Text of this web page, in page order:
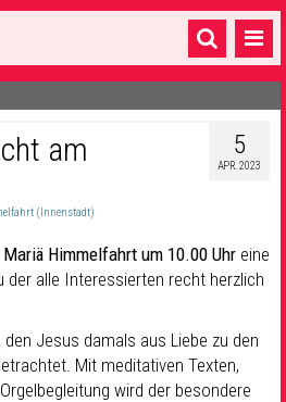
5
APR. 2023
am
(Innenstadt)
Himmelfahrt um 10.00 Uhr eine
der alle Interessierten recht herzlich
Jesus damals aus Liebe zu den
Mit meditativen Texten,
wird der besondere